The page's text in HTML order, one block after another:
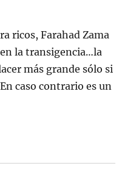
ricos, Farahad Zama
la transigencia…la
más grande sólo si
caso contrario es un